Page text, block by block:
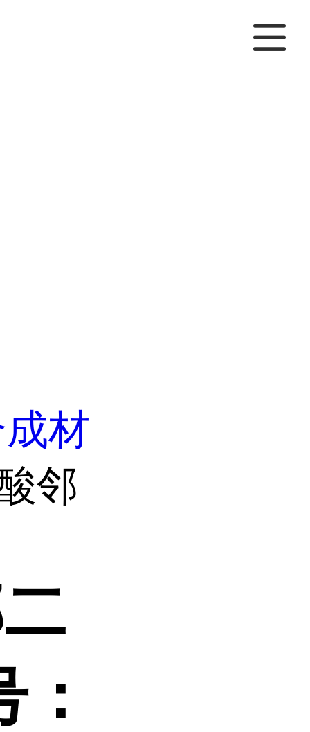
材
邻